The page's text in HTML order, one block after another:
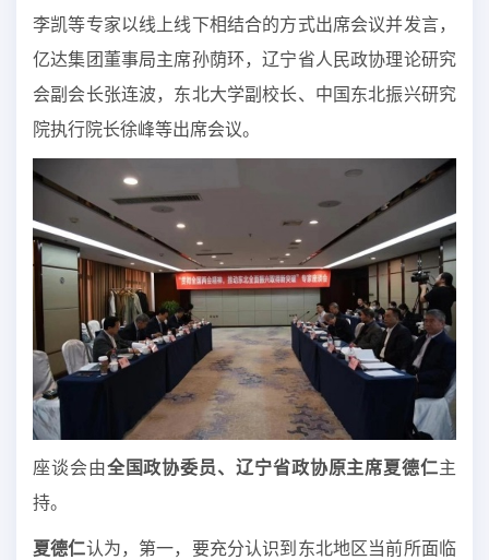
李凯等专家以线上线下相结合的方式出席会议并发言，
亿达集团董事局主席孙荫环，辽宁省人民政协理论研究
会副会长张连波，东北大学副校长、中国东北振兴研究
院执行院长徐峰等出席会议。
座谈会由全国政协委员、辽宁省政协原主席夏德仁主
持。
夏德仁认为，第一，要充分认识到东北地区当前所面临